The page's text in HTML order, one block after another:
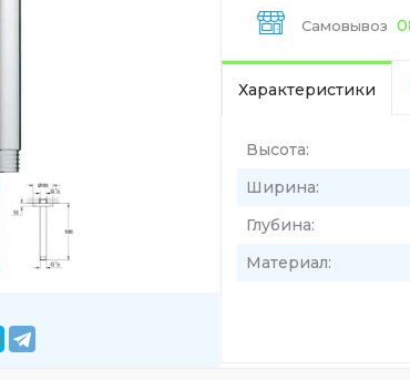
Самовывоз
Характеристики
Высота:
Ширина:
Глубина:
Материал: